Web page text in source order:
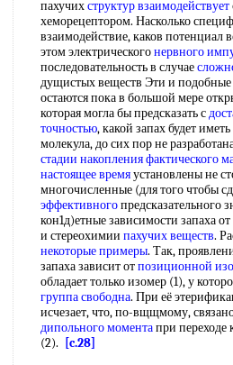
пахучихструктур взаимодействует
хеморецептором. Насколько
взаимодействие, каков потенциал
этом электрическогонервного
последовательность в случае
дущистых веществ Эти и
остаются пока в большой мере
которая могла бы предсказать с
точностью, какой запах будет
молекула, до сих пор не
стадии накопленияфактического
настоящее времяустановлены не
многочисленные (для того чтобы
эффективногопредсказательного
кон1д)етные зависимости запаха от
и стереохимии пахучих веществ.
некоторые примеры. Так,
запаха зависит отпозиционной
обладает только изомер (1), у
группа свободна. При её
исчезает, что, по-вщщмому,
дипольного моментапри переходе
(2).
[c.28]